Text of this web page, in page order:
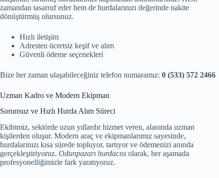
zamandan tasarruf eder hem de hurdalarınızı değerinde nakite
dönüştürmüş olursunuz.
Hızlı iletişim
Adresten ücretsiz keşif ve alım
Güvenli ödeme seçenekleri
Bize her zaman ulaşabileceğiniz telefon numaramız: 0 (533) 572 2466
Uzman Kadro ve Modern Ekipman
Sorunsuz ve Hızlı Hurda Alım Süreci
Ekibimiz, sektörde uzun yıllardır hizmet veren, alanında uzman
kişilerden oluşur. Modern araç ve ekipmanlarımız sayesinde,
hurdalarınızı kısa sürede topluyor, tartıyor ve ödemenizi anında
gerçekleştiriyoruz. Odunpazarı hurdacısı olarak, her aşamada
profesyonelliğimizle fark yaratıyoruz.